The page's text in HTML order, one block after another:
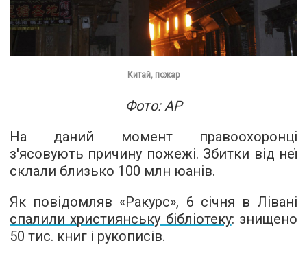
Китай, пожар
Фото: AP
На даний момент правоохоронці
з'ясовують причину пожежі. Збитки від неї
склали близько 100 млн юанів.
Як повідомляв «Ракурс», 6 січня в Лівані
спалили християнську бібліотеку: знищено
50 тис. книг і рукописів.